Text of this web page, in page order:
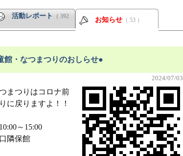
活動レポート
（ 392
お知らせ （ 53 ）
・なつまつりのおしらせ●
2024/07/03
まつりはコロナ前
に戻りますよ！！
～15:00
隣保館